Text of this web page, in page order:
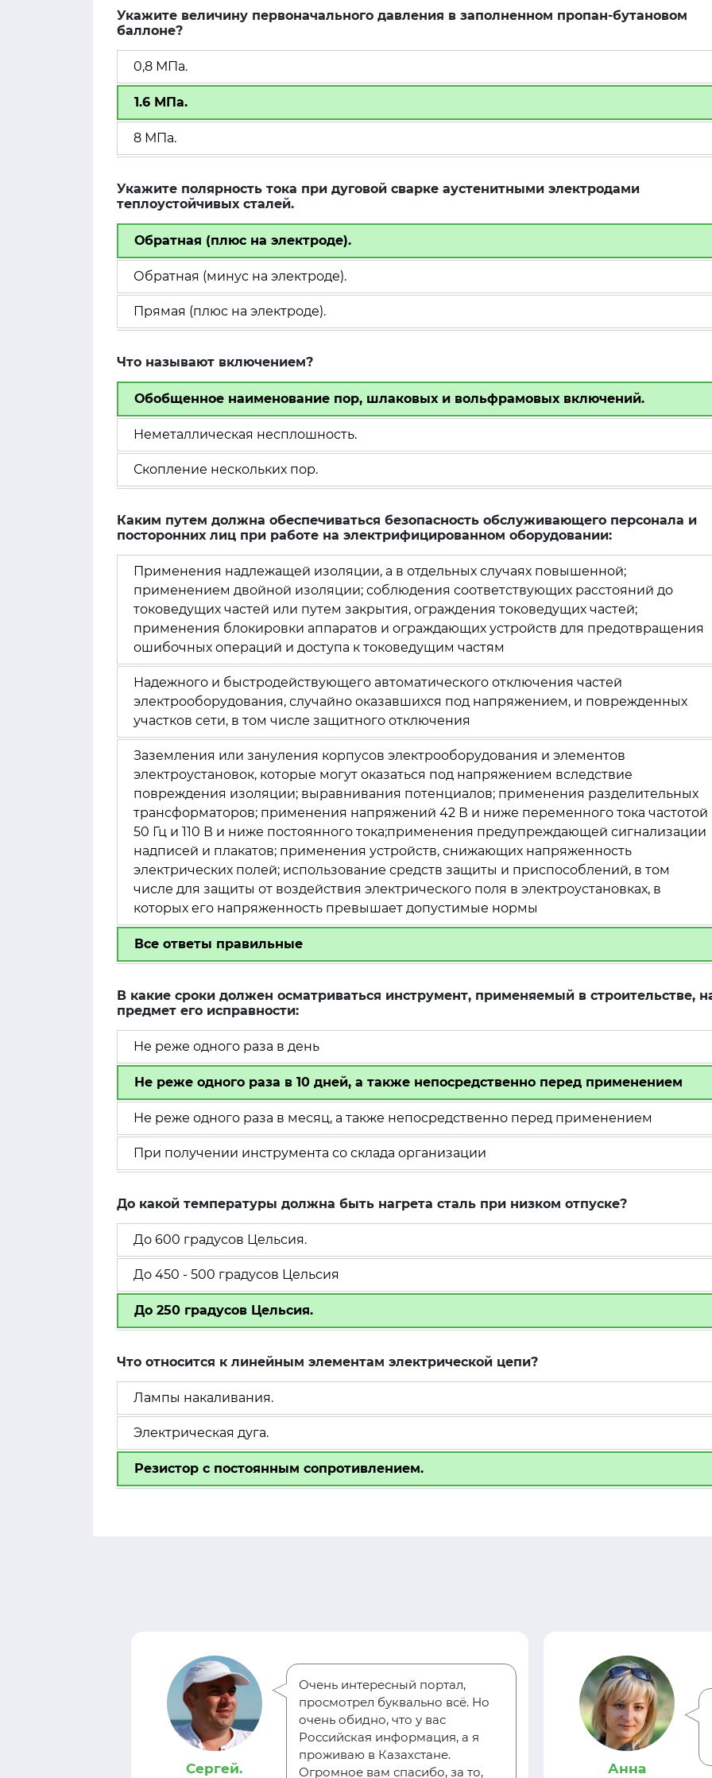
Укажите величину первоначального давления в заполненном пропан-бутановом
баллоне?
0,8 МПа.
1.6 МПа.
8 МПа.
Укажите полярность тока при дуговой сварке аустенитными электродами
теплоустойчивых сталей.
Обратная (плюс на электроде).
Обратная (минус на электроде).
Прямая (плюс на электроде).
Что называют включением?
Обобщенное наименование пор, шлаковых и вольфрамовых включений.
Неметаллическая несплошность.
Скопление нескольких пор.
Каким путем должна обеспечиваться безопасность обслуживающего персонала и
посторонних лиц при работе на электрифицированном оборудовании:
Применения надлежащей изоляции, а в отдельных случаях повышенной;
применением двойной изоляции; соблюдения соответствующих расстояний до
токоведущих частей или путем закрытия, ограждения токоведущих частей;
применения блокировки аппаратов и ограждающих устройств для предотвращения
ошибочных операций и доступа к токоведущим частям
Надежного и быстродействующего автоматического отключения частей
электрооборудования, случайно оказавшихся под напряжением, и поврежденных
участков сети, в том числе защитного отключения
Заземления или зануления корпусов электрооборудования и элементов
электроустановок, которые могут оказаться под напряжением вследствие
повреждения изоляции; выравнивания потенциалов; применения разделительных
трансформаторов; применения напряжений 42 В и ниже переменного тока частотой
50 Гц и 110 В и ниже постоянного тока;применения предупреждающей сигнализации
надписей и плакатов; применения устройств, снижающих напряженность
электрических полей; использование средств защиты и приспособлений, в том
числе для защиты от воздействия электрического поля в электроустановках, в
которых его напряженность превышает допустимые нормы
Все ответы правильные
В какие сроки должен осматриваться инструмент, применяемый в строительстве,
предмет его исправности:
Не реже одного раза в день
Не реже одного раза в 10 дней, а также непосредственно перед применением
Не реже одного раза в месяц, а также непосредственно перед применением
При получении инструмента со склада организации
До какой температуры должна быть нагрета сталь при низком отпуске?
До 600 градусов Цельсия.
До 450 - 500 градусов Цельсия
До 250 градусов Цельсия.
Что относится к линейным элементам электрической цепи?
Лампы накаливания.
Электрическая дуга.
Резистор с постоянным сопротивлением.
Сергей.
Очень интересный портал,
просмотрел буквально всё. Но
очень обидно, что у вас
Российская информация, а я
проживаю в Казахстане.
Огромное вам спасибо, за то,
Анна